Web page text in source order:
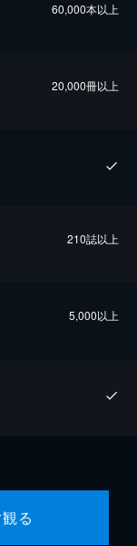
60,000本以上
20,000冊以上
210誌以上
5,000以上
る